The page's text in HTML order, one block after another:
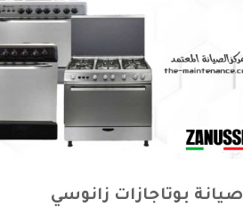
صيانة بوتاجازات زانوسي